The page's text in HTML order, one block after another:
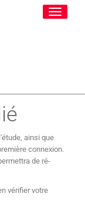
Toggle
ainsi que
connexion.
de ré-
vérifier votre